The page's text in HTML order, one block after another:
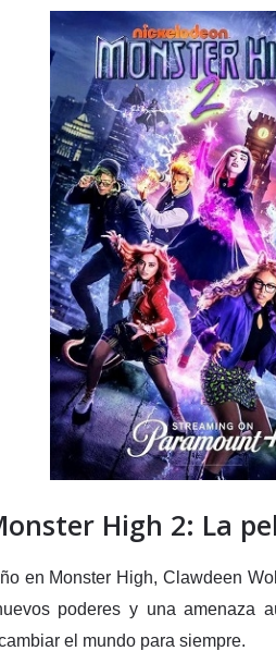
High 2: La
en Monster High, Clawdeen
poderes y una amenaza
el mundo para siempre.